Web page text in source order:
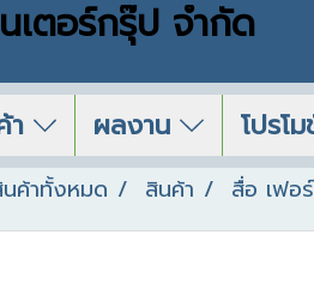
ตอร์กรุ๊ป จำกัด
า ผลงาน โปรโ
ค้าทั้งหมด สินค้า สื่อ เฟอ